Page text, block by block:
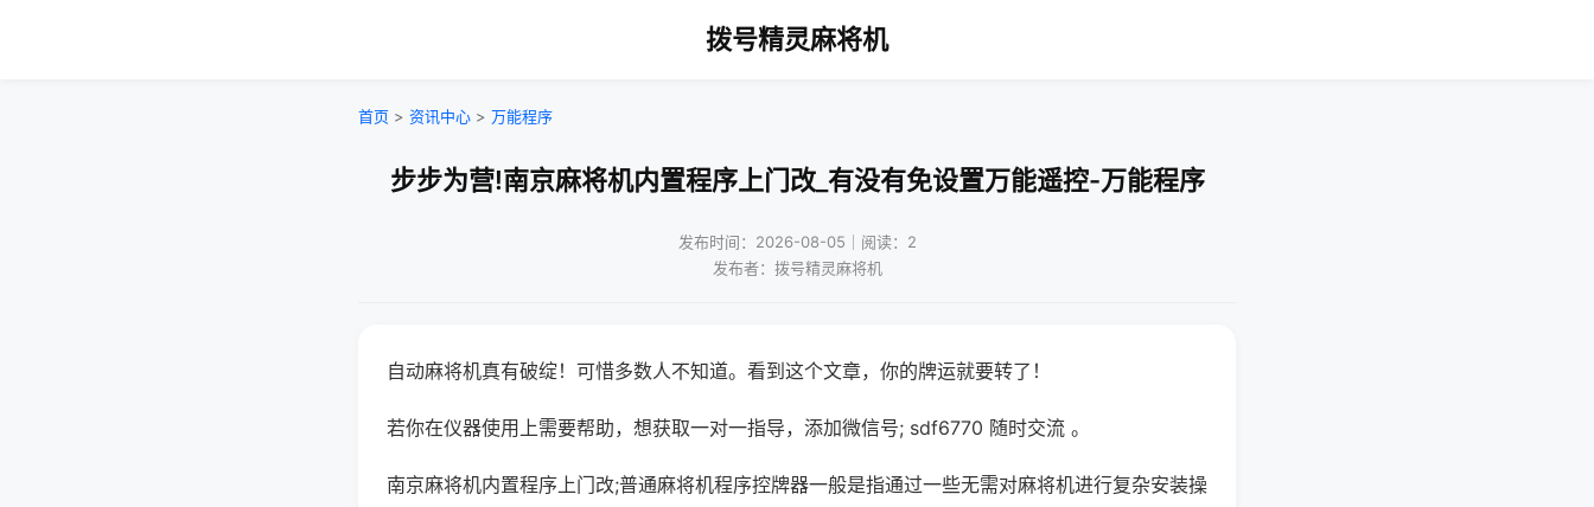
拨号精灵麻将机
首页 > 资讯中心 > 万能程序
步步为营!南京麻将机内置程序上门改_有没有免设置万能遥控-万能程序
发布时间：2026-08-05｜阅读：2
发布者：拨号精灵麻将机
自动麻将机真有破绽！可惜多数人不知道。看到这个文章，你的牌运就要转了！
若你在仪器使用上需要帮助，想获取一对一指导，添加微信号; sdf6770 随时交流 。
南京麻将机内置程序上门改;普通麻将机程序控牌器一般是指通过一些无需对麻将机进行复杂安装操